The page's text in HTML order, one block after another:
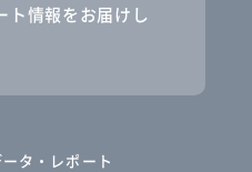
ト情報をお届けし
ータ・レポート